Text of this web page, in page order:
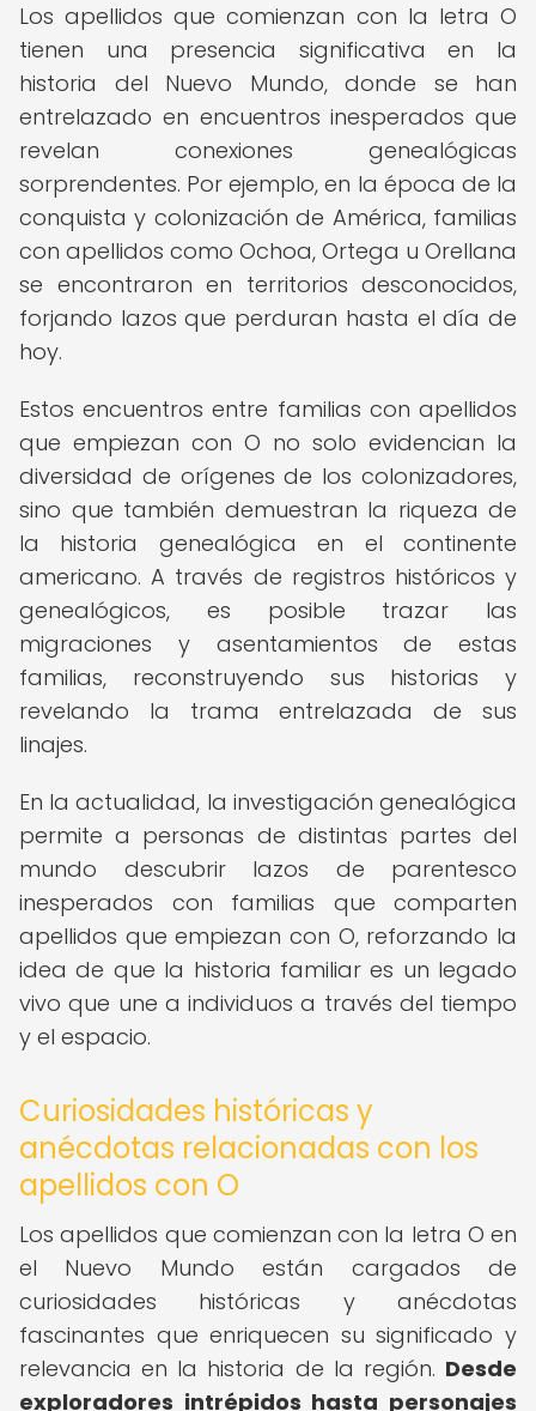
Los apellidos que comienzan con la letra O
tienen una presencia significativa en la
historia del Nuevo Mundo, donde se han
entrelazado en encuentros inesperados que
revelan conexiones genealógicas
sorprendentes. Por ejemplo, en la época de la
conquista y colonización de América, familias
con apellidos como Ochoa, Ortega u Orellana
se encontraron en territorios desconocidos,
forjando lazos que perduran hasta el día de
hoy.
Estos encuentros entre familias con apellidos
que empiezan con O no solo evidencian la
diversidad de orígenes de los colonizadores,
sino que también demuestran la riqueza de
la historia genealógica en el continente
americano. A través de registros históricos y
genealógicos, es posible trazar las
migraciones y asentamientos de estas
familias, reconstruyendo sus historias y
revelando la trama entrelazada de sus
linajes.
En la actualidad, la investigación genealógica
permite a personas de distintas partes del
mundo descubrir lazos de parentesco
inesperados con familias que comparten
apellidos que empiezan con O, reforzando la
idea de que la historia familiar es un legado
vivo que une a individuos a través del tiempo
y el espacio.
Curiosidades históricas y
anécdotas relacionadas con los
apellidos con O
Los apellidos que comienzan con la letra O en
el Nuevo Mundo están cargados de
curiosidades históricas y anécdotas
fascinantes que enriquecen su significado y
relevancia en la historia de la región. Desde
exploradores intrépidos hasta personajes